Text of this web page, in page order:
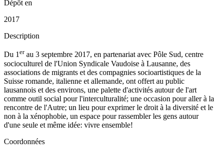
Dépôt en
2017
Description
Du 1erau 3 septembre 2017, en partenariat avec Pôle Sud, centre
socioculturel de l'Union Syndicale Vaudoise à Lausanne, des
associations de migrants et des compagnies socioartistiques de la
Suisse romande, italienne et allemande, ont offert au public
lausannois et des environs, une palette d'activités autour de l'art
comme outil social pour l'interculturalité; une occasion pour aller à la
rencontre de l'Autre; un lieu pour exprimer le droit à la diversité et le
non à la xénophobie, un espace pour rassembler les gens autour
d'une seule et même idée: vivre ensemble!
Coordonnées